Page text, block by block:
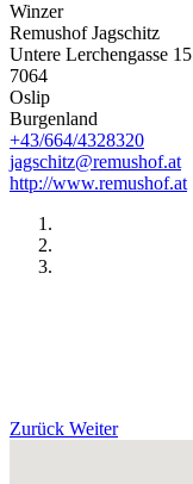
Winzer
Remushof Jagschitz
Untere Lerchengasse 15
7064
Oslip
Burgenland
+43/664/4328320
jagschitz@remushof.at
http://www.remushof.at
Zurück Weiter